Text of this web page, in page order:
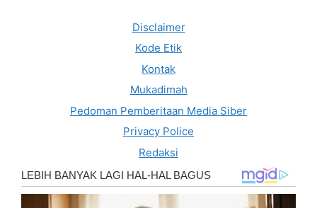
Disclaimer
Kode Etik
Kontak
Mukadimah
Pedoman Pemberitaan Media Siber
Privacy Police
Redaksi